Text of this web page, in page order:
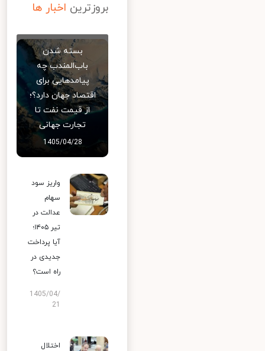
بروزترین اخبار ها
بسته شدن
باب‌المندب چه
پیامدهایی برای
اقتصاد جهان دارد؟؛
از قیمت نفت تا
تجارت جهانی
1405/04/28
واریز سود
سهام
عدالت در
تیر ۱۴۰۵؛
آیا پرداخت
جدیدی در
راه است؟
1405/04/
اختلال